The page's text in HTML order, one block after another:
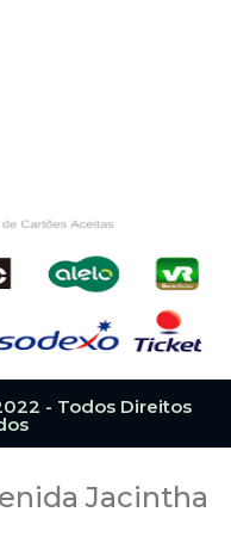
- Todos Direitos
Jacintha